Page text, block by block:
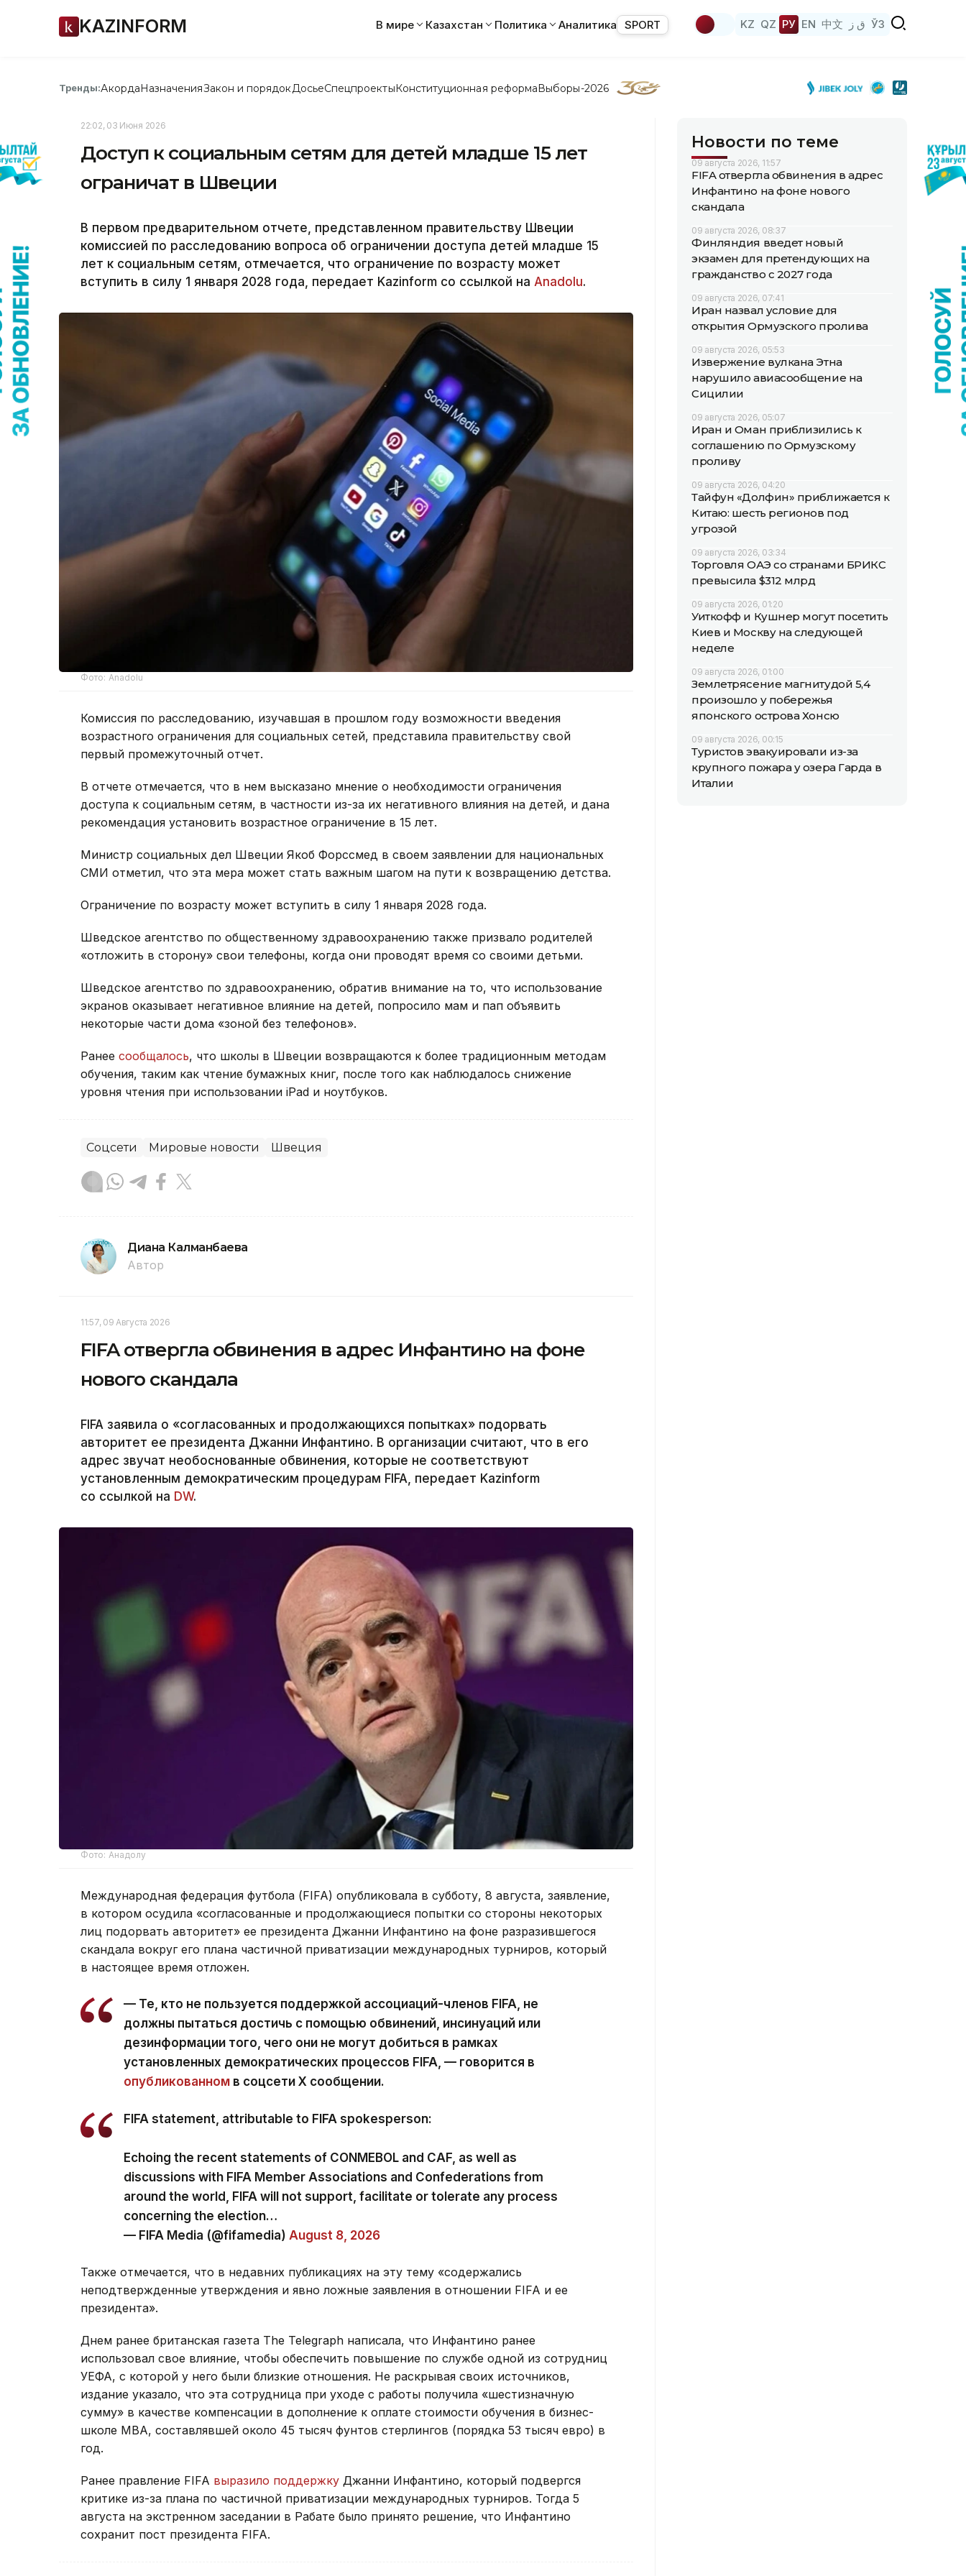
KAZINFORM В мире Казахстан Политика Аналитика SPORT KZ QZ РУ EN 中文 ق ز ЎЗ
Тренды:АкордаНазначенияЗакон и порядок ДосьеСпецпроектыКонституционная реформаВыборы-2026
22:02, 03 Июня 2026
Доступ к социальным сетям для детей младше 15 лет
ограничат в Швеции
В первом предварительном отчете, представленном правительству Швеции
комиссией по расследованию вопроса об ограничении доступа детей младше 15
лет к социальным сетям, отмечается, что ограничение по возрасту может
вступить в силу 1 января 2028 года, передает Kazinform со ссылкой на Anadolu.
Фото: Anadolu
Комиссия по расследованию, изучавшая в прошлом году возможности введения
возрастного ограничения для социальных сетей, представила правительству свой
первый промежуточный отчет.
В отчете отмечается, что в нем высказано мнение о необходимости ограничения
доступа к социальным сетям, в частности из-за их негативного влияния на детей, и дана
рекомендация установить возрастное ограничение в 15 лет.
Министр социальных дел Швеции Якоб Форссмед в своем заявлении для национальных
СМИ отметил, что эта мера может стать важным шагом на пути к возвращению детства.
Ограничение по возрасту может вступить в силу 1 января 2028 года.
Шведское агентство по общественному здравоохранению также призвало родителей
«отложить в сторону» свои телефоны, когда они проводят время со своими детьми.
Шведское агентство по здравоохранению, обратив внимание на то, что использование
экранов оказывает негативное влияние на детей, попросило мам и пап объявить
некоторые части дома «зоной без телефонов».
Ранее сообщалось, что школы в Швеции возвращаются к более традиционным методам
обучения, таким как чтение бумажных книг, после того как наблюдалось снижение
уровня чтения при использовании iPad и ноутбуков.
Соцсети Мировые новости Швеция
Диана Калманбаева
Автор
11:57, 09 Августа 2026
FIFA отвергла обвинения в адрес Инфантино на фоне
нового скандала
FIFA заявила о «согласованных и продолжающихся попытках» подорвать
авторитет ее президента Джанни Инфантино. В организации считают, что в его
адрес звучат необоснованные обвинения, которые не соответствуют
установленным демократическим процедурам FIFA, передает Kazinform
со ссылкой на DW.
Фото: Анадолу
Международная федерация футбола (FIFA) опубликовала в субботу, 8 августа, заявление,
в котором осудила «согласованные и продолжающиеся попытки со стороны некоторых
лиц подорвать авторитет» ее президента Джанни Инфантино на фоне разразившегося
скандала вокруг его плана частичной приватизации международных турниров, который
в настоящее время отложен.
— Те, кто не пользуется поддержкой ассоциаций-членов FIFA, не
должны пытаться достичь с помощью обвинений, инсинуаций или
дезинформации того, чего они не могут добиться в рамках
установленных демократических процессов FIFA, — говорится в
опубликованном в соцсети Х сообщении.
FIFA statement, attributable to FIFA spokesperson:
Echoing the recent statements of CONMEBOL and CAF, as well as
discussions with FIFA Member Associations and Confederations from
around the world, FIFA will not support, facilitate or tolerate any process
concerning the election…
— FIFA Media (@fifamedia) August 8, 2026
Также отмечается, что в недавних публикациях на эту тему «содержались
неподтвержденные утверждения и явно ложные заявления в отношении FIFA и ее
президента».
Днем ранее британская газета The Telegraph написала, что Инфантино ранее
использовал свое влияние, чтобы обеспечить повышение по службе одной из сотрудниц
УЕФА, с которой у него были близкие отношения. Не раскрывая своих источников,
издание указало, что эта сотрудница при уходе с работы получила «шестизначную
сумму» в качестве компенсации в дополнение к оплате стоимости обучения в бизнес-
школе МВА, составлявшей около 45 тысяч фунтов стерлингов (порядка 53 тысяч евро) в
год.
Ранее правление FIFA выразило поддержку Джанни Инфантино, который подвергся
критике из-за плана по частичной приватизации международных турниров. Тогда 5
августа на экстренном заседании в Рабате было принято решение, что Инфантино
сохранит пост президента FIFA.
Новости по теме
09 августа 2026, 11:57
FIFA отвергла обвинения в адрес
Инфантино на фоне нового
скандала
09 августа 2026, 08:37
Финляндия введет новый
экзамен для претендующих на
гражданство с 2027 года
09 августа 2026, 07:41
Иран назвал условие для
открытия Ормузского пролива
09 августа 2026, 05:53
Извержение вулкана Этна
нарушило авиасообщение на
Сицилии
09 августа 2026, 05:07
Иран и Оман приблизились к
соглашению по Ормузскому
проливу
09 августа 2026, 04:20
Тайфун «Долфин» приближается к
Китаю: шесть регионов под
угрозой
09 августа 2026, 03:34
Торговля ОАЭ со странами БРИКС
превысила $312 млрд
09 августа 2026, 01:20
Уиткофф и Кушнер могут посетить
Киев и Москву на следующей
неделе
09 августа 2026, 01:00
Землетрясение магнитудой 5,4
произошло у побережья
японского острова Хонсю
09 августа 2026, 00:15
Туристов эвакуировали из-за
крупного пожара у озера Гарда в
Италии